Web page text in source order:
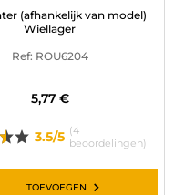
DEALS
(afhankelijk van model)
Wiellager
Ref: ROU6204
5,77 €
3.5/5 (4
beoordelingen)
TOEVOEGEN